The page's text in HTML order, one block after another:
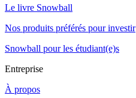
Le livre Snowball
Nos produits préférés pour investir
Snowball pour les étudiant(e)s
Entreprise
À propos